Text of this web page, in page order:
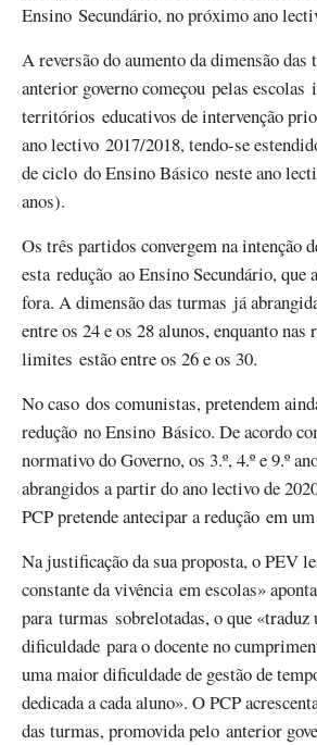
Ensino Secundário, no próximo ano
A reversão do aumento da dimensão
anterior governo começou pelas escolas
territórios educativos de intervenção
ano lectivo 2017/2018, tendo-se
de ciclo do Ensino Básico neste ano
anos).
Os três partidos convergem na intenção
esta redução ao Ensino Secundário, que
fora. A dimensão das turmas já
entre os 24 e os 28 alunos, enquanto nas
limites estão entre os 26 e os 30.
No caso dos comunistas, pretendem
redução no Ensino Básico. De acordo
normativo do Governo, os 3.º, 4.º e 9.º
abrangidos a partir do ano lectivo de
PCP pretende antecipar a redução em
Na justificação da sua proposta, o PEV
constante da vivência em escolas» aponta
para turmas sobrelotadas, o que «traduz
dificuldade para o docente no
uma maior dificuldade de gestão de
dedicada a cada aluno». O PCP
das turmas, promovida pelo anterior